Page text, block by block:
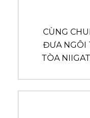
ゲ
Previous
post:
CÙNG
ĐƯA NGÔI
TÒA